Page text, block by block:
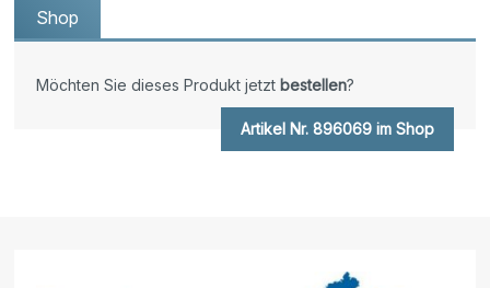
Shop
Möchten Sie dieses Produkt jetzt bestellen?
Artikel Nr. 896069 im Shop